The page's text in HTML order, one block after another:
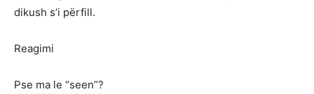
dikush s’i përfill.
Reagimi
Pse ma le “seen”?